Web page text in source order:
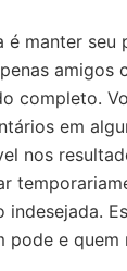
é manter seu
amigos
completo.
em
nos
indesejada.
pode e